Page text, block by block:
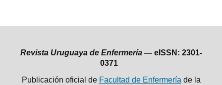
Revista Uruguaya de Enfermería — eISSN: 2301-
0371
Publicación oficial de Facultad de Enfermería de la